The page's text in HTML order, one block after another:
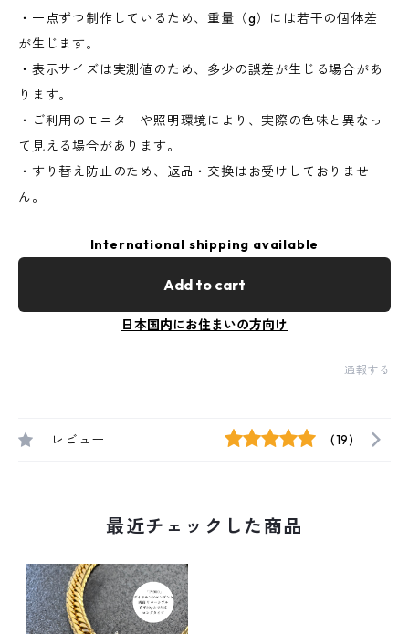
・一点ずつ制作しているため、重量（g）には若干の個体差
が生じます。
・表示サイズは実測値のため、多少の誤差が生じる場合があ
ります。
・ご利用のモニターや照明環境により、実際の色味と異なっ
て見える場合があります。
・すり替え防止のため、返品・交換はお受けしておりませ
ん。
International shipping available
Add to cart
日本国内にお住まいの方向け
通報する
レビュー (19)
最近チェックした商品